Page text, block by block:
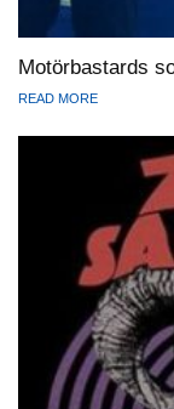
Motörbastards
READ MORE